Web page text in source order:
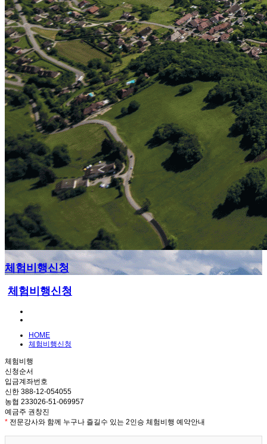
체험비행신청
체험비행신청
HOME
체험비행신청
체험비행
신청순서
입금계좌번호
신한 388-12-054055
농협 233026-51-069957
예금주 권창진
* 전문강사와 함께 누구나 즐길수 있는 2인승 체험비행 예약안내